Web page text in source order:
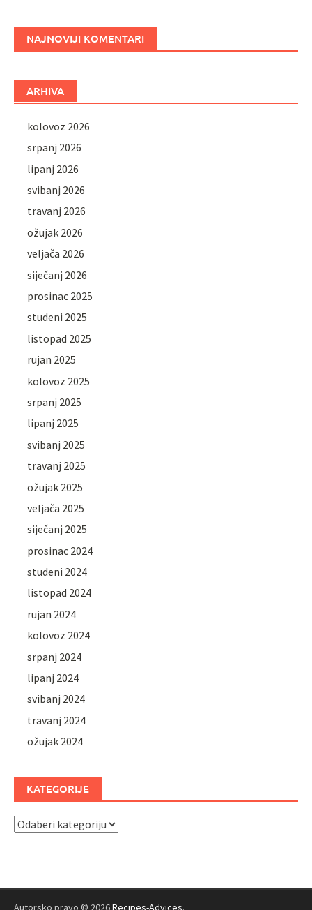
NAJNOVIJI KOMENTARI
ARHIVA
kolovoz 2026
srpanj 2026
lipanj 2026
svibanj 2026
travanj 2026
ožujak 2026
veljača 2026
siječanj 2026
prosinac 2025
studeni 2025
listopad 2025
rujan 2025
kolovoz 2025
srpanj 2025
lipanj 2025
svibanj 2025
travanj 2025
ožujak 2025
veljača 2025
siječanj 2025
prosinac 2024
studeni 2024
listopad 2024
rujan 2024
kolovoz 2024
srpanj 2024
lipanj 2024
svibanj 2024
travanj 2024
ožujak 2024
KATEGORIJE
Kategorije
Autorsko pravo © 2026Recipes-Advices.